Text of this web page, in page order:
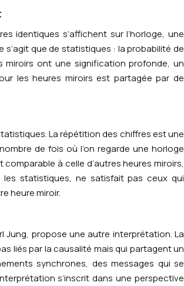
identiques s’affichent sur l’horloge, une
que de statistiques : la probabilité de
miroirs ont une signification profonde, un
les heures miroirs est partagée par de
La répétition des chiffres est une
de fois où l’on regarde une horloge
à celle d’autres heures miroirs,
les statistiques, ne satisfait pas ceux qui
heure miroir.
Jung, propose une autre interprétation. La
liés par la causalité mais qui partagent un
synchrones, des messages qui se
s’inscrit dans une perspective